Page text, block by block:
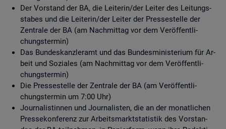
Der Vor­stand der BA, die Lei­te­rin/der Lei­ter des Lei­tungs­
sta­bes und die Lei­te­rin/der Lei­ter der Pres­se­stel­le der
Zen­tra­le der BA (am Nach­mit­tag vor dem Ver­öf­fent­li­
chungs­ter­min)
Das Bun­des­kanz­ler­amt und das Bun­des­mi­nis­te­ri­um für Ar­
beit und So­zia­les (am Nach­mit­tag vor dem Ver­öf­fent­li­
chungs­ter­min)
Die Pres­se­stel­le der Zen­tra­le der BA (am Ver­öf­fent­li­
chungs­ter­min um 7:00 Uhr)
Jour­na­lis­tin­nen und Jour­na­lis­ten, die an der mo­nat­li­chen
Pres­se­kon­fe­renz zur Ar­beits­markt­sta­tis­tik des Vor­stan­